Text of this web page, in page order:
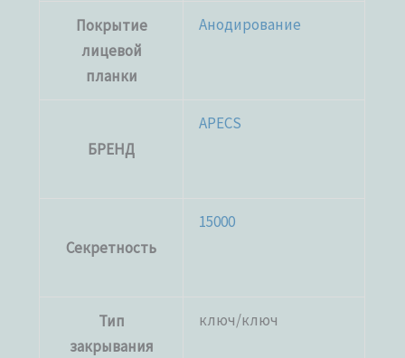
Покрытие
лицевой
планки
Анодирование
БРЕНД
APECS
Секретность
15000
Тип
закрывания
ключ/ключ